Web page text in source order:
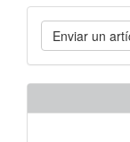
Enviar
un
artículo
Enviar un